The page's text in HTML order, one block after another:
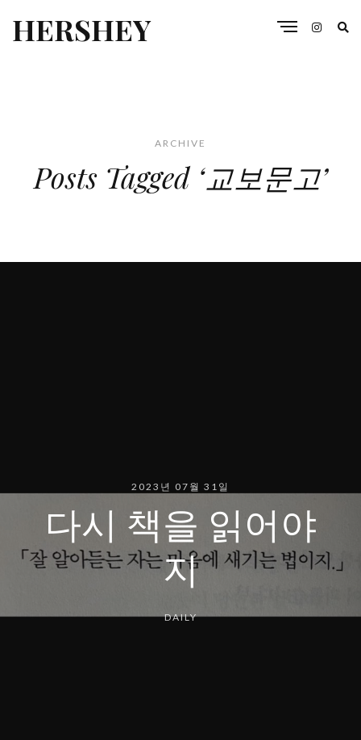
HERSHEY
ARCHIVE
Posts Tagged ‘교보문고’
2023년 07월 31일
다시 책을 읽어야
지
DAILY